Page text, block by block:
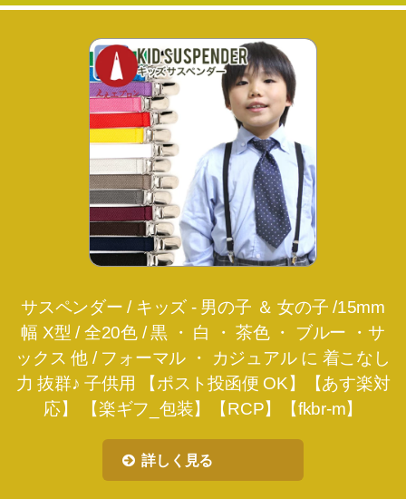
サスペンダー / キッズ - 男の子 ＆ 女の子 /15mm
幅 X型 / 全20色 / 黒 ・ 白 ・ 茶色 ・ ブルー ・サ
ックス 他 / フォーマル ・ カジュアル に 着こなし
力 抜群♪ 子供用 【ポスト投函便 OK】【あす楽対
応】 【楽ギフ_包装】【RCP】【fkbr-m】
詳しく見る